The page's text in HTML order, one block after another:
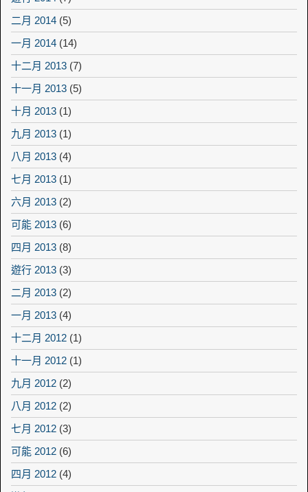
二月 2014 (5)
一月 2014 (14)
十二月 2013 (7)
十一月 2013 (5)
十月 2013 (1)
九月 2013 (1)
八月 2013 (4)
七月 2013 (1)
六月 2013 (2)
可能 2013 (6)
四月 2013 (8)
遊行 2013 (3)
二月 2013 (2)
一月 2013 (4)
十二月 2012 (1)
十一月 2012 (1)
九月 2012 (2)
八月 2012 (2)
七月 2012 (3)
可能 2012 (6)
四月 2012 (4)